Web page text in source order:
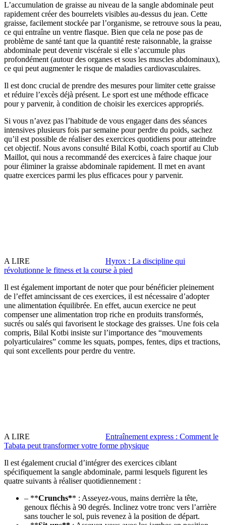
L’accumulation de graisse au niveau de la sangle abdominale peut
rapidement créer des bourrelets visibles au-dessus du jean. Cette
graisse, facilement stockée par l’organisme, se retrouve sous la peau,
ce qui entraîne un ventre flasque. Bien que cela ne pose pas de
problème de santé tant que la quantité reste raisonnable, la graisse
abdominale peut devenir viscérale si elle s’accumule plus
profondément (autour des organes et sous les muscles abdominaux),
ce qui peut augmenter le risque de maladies cardiovasculaires.
Il est donc crucial de prendre des mesures pour limiter cette graisse
et réduire l’excès déjà présent. Le sport est une méthode efficace
pour y parvenir, à condition de choisir les exercices appropriés.
Si vous n’avez pas l’habitude de vous engager dans des séances
intensives plusieurs fois par semaine pour perdre du poids, sachez
qu’il est possible de réaliser des exercices quotidiens pour atteindre
cet objectif. Nous avons consulté Bilal Kotbi, coach sportif au Club
Maillot, qui nous a recommandé des exercices à faire chaque jour
pour éliminer la graisse abdominale rapidement. Il met en avant
quatre exercices parmi les plus efficaces pour y parvenir.
A LIRE
Hyrox : La discipline qui
révolutionne le fitness et la course à pied
Il est également important de noter que pour bénéficier pleinement
de l’effet amincissant de ces exercices, il est nécessaire d’adopter
une alimentation équilibrée. En effet, aucun exercice ne peut
compenser une alimentation trop riche en produits transformés,
sucrés ou salés qui favorisent le stockage des graisses. Une fois cela
compris, Bilal Kotbi insiste sur l’importance des “mouvements
polyarticulaires” comme les squats, pompes, fentes, dips et tractions,
qui sont excellents pour perdre du ventre.
A LIRE
Entraînement express : Comment le
Tabata peut transformer votre forme physique
Il est également crucial d’intégrer des exercices ciblant
spécifiquement la sangle abdominale, parmi lesquels figurent les
quatre suivants à réaliser quotidiennement :
– **Crunchs** : Asseyez-vous, mains derrière la tête,
genoux fléchis à 90 degrés. Inclinez votre tronc vers l’arrière
sans toucher le sol, puis revenez à la position de départ.